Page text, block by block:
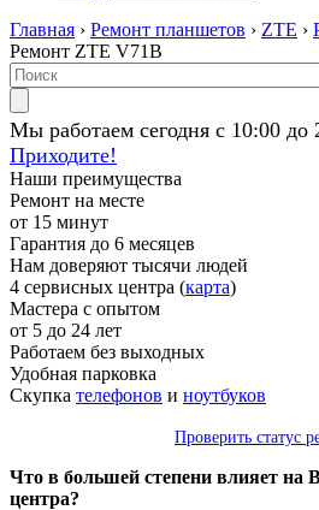
Главная › Ремонт планшетов › ZTE ›
Ремонт ZTE V71B
Мы работаем сегодня с 10:00 до
Приходите!
Наши преимущества
Ремонт на месте
от 15 минут
Гарантия до 6 месяцев
Нам доверяют тысячи людей
4 сервисных центра (карта)
Мастера с опытом
от 5 до 24 лет
Работаем без выходных
Удобная парковка
Скупка телефонов и ноутбуков
Проверить статус
Что в большей степени влияет на
центра?